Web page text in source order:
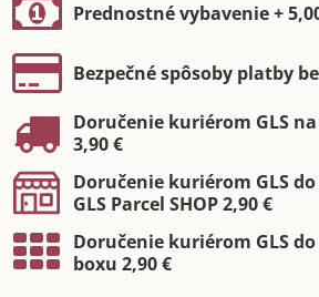
Prednostné vybavenie +
Bezpečné spôsoby platby
Doručenie kuriérom GLS
3,90 €
Doručenie kuriérom GLS
GLS Parcel SHOP 2,90 €
Doručenie kuriérom GLS
boxu 2,90 €